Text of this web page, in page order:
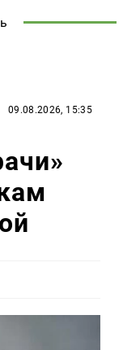
09.08.2026, 15:35